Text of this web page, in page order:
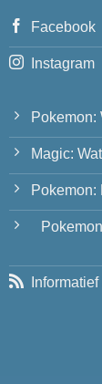
Facebook
Instagram
Pokemon:
Magic:
Pokemon: